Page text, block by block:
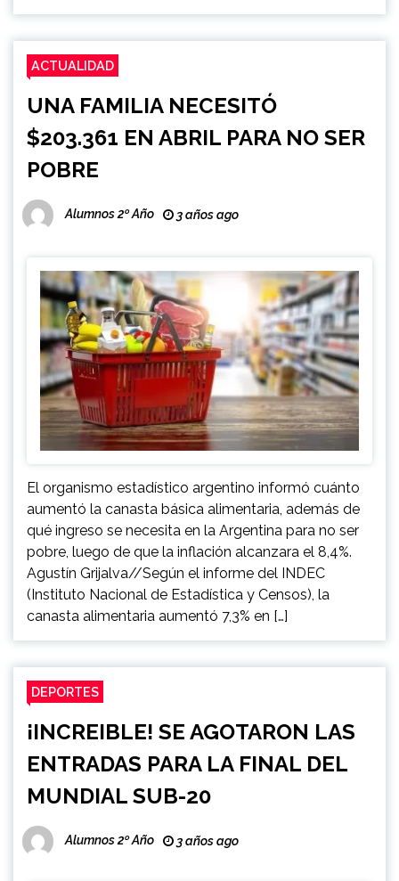
ACTUALIDAD
UNA FAMILIA NECESITÓ
$203.361 EN ABRIL PARA NO SER
POBRE
Alumnos 2º Año 3 años ago
El organismo estadístico argentino informó cuánto
aumentó la canasta básica alimentaria, además de
qué ingreso se necesita en la Argentina para no ser
pobre, luego de que la inflación alcanzara el 8,4%.
Agustín Grijalva//Según el informe del INDEC
(Instituto Nacional de Estadística y Censos), la
canasta alimentaria aumentó 7,3% en […]
DEPORTES
¡INCREIBLE! SE AGOTARON LAS
ENTRADAS PARA LA FINAL DEL
MUNDIAL SUB-20
Alumnos 2º Año 3 años ago